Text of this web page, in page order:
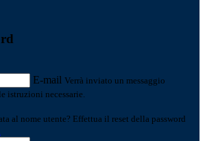
E-mail Verrà inviato un messaggio
istruzioni necessarie.
al nome utente? Effettua il reset della password